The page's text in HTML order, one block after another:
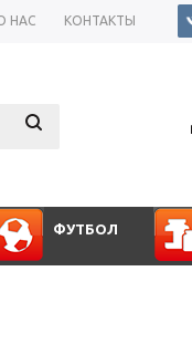
НАС КОНТАКТЫ
ФУТБОЛ